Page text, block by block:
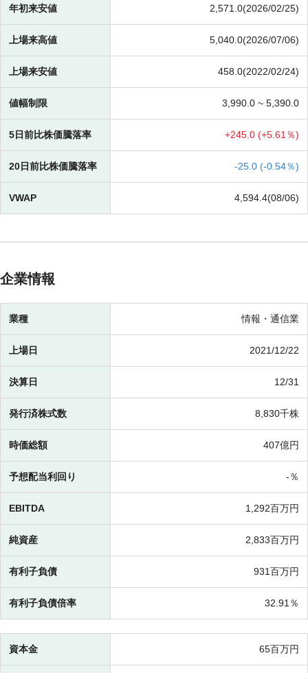
年初来安値 2,571.0(2026/02/25)
上場来高値 5,040.0(2026/07/06)
上場来安値 458.0(2022/02/24)
値幅制限 3,990.0 ~ 5,390.0
5日前比株価騰落率 +245.0 (+5.61％)
20日前比株価騰落率 -25.0 (-0.54％)
VWAP 4,594.4(08/06)
企業情報
業種 情報・通信業
上場日 2021/12/22
決算日 12/31
発行済株式数 8,830千株
時価総額 407億円
予想配当利回り -％
EBITDA 1,292百万円
純資産 2,833百万円
有利子負債 931百万円
有利子負債倍率 32.91％
資本金 65百万円